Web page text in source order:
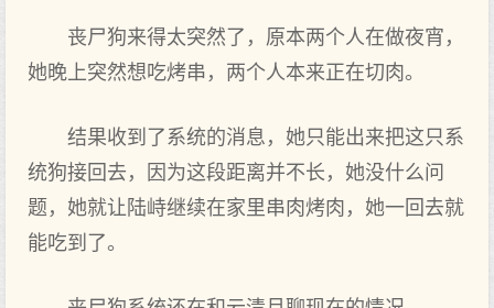
丧尸狗来得太突然了，原本两个人在做夜宵，
她晚上突然想吃烤串，两个人本来正在切肉。
结果收到了系统的消息，她只能出来把这只系
统狗接回去，因为这段距离并不长，她没什么问
题，她就让陆峙继续在家里串肉烤肉，她一回去就
能吃到了。